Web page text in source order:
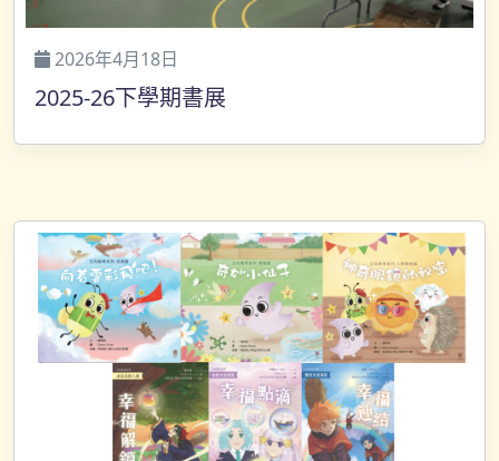
2026年4月18日
2025-26下學期書展